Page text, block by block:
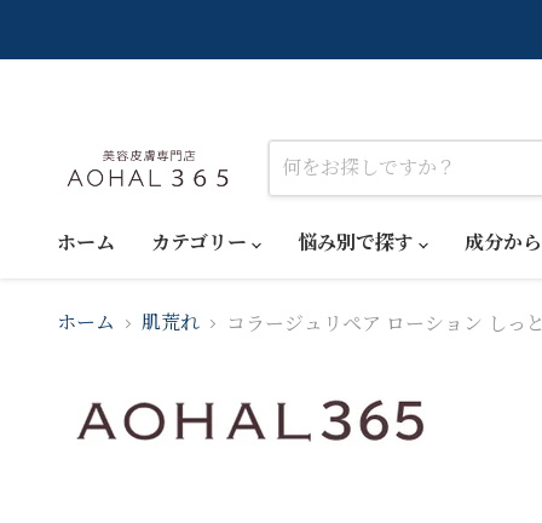
ホーム カテゴリー 悩み別で探す 成分か
ホーム 肌荒れ コラージュリペア ローション しっ